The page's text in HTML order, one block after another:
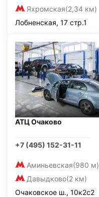
Яхромская(2,34 км)
Лобненская, 17 стр.1
АТЦ Очаково
+7 (495) 152-31-11
Аминьевская(980 м)
Давыдково(2 км)
Очаковское ш., 10к2с2